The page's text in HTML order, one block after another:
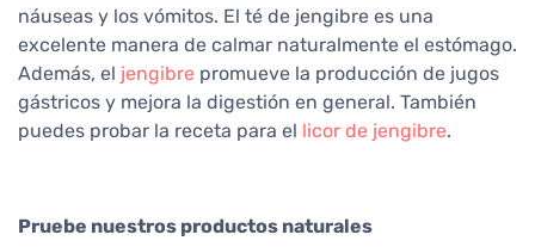
náuseas y los vómitos. El té de jengibre es una
excelente manera de calmar naturalmente el estómago.
Además, el jengibre promueve la producción de jugos
gástricos y mejora la digestión en general. También
puedes probar la receta para el licor de jengibre.
Pruebe nuestros productos naturales